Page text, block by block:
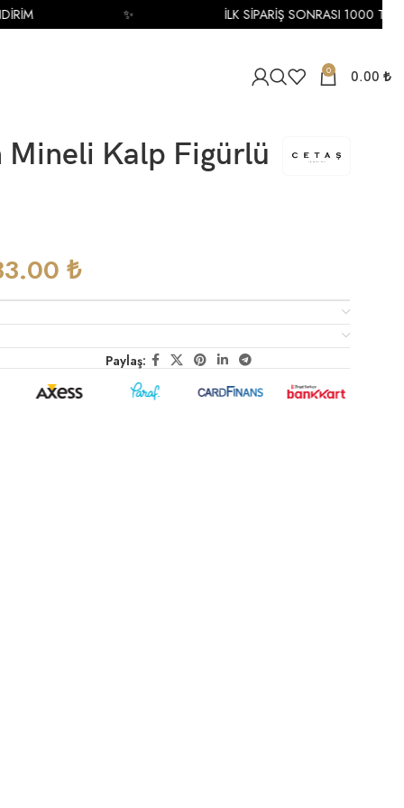
0 0.00 ₺
Mineli Kalp Figürlü
₺
Paylaş:
İLK SİPARİŞ SONRASI 1000 TL